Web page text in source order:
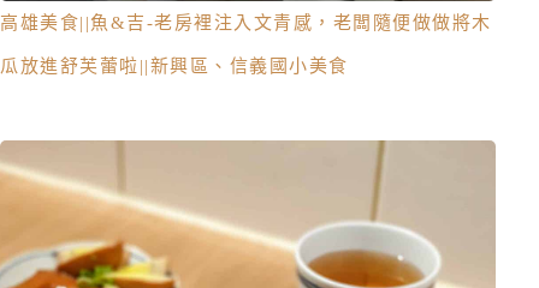
高雄美食||魚&吉-老房裡注入文青感，老闆隨便做做將木
瓜放進舒芙蕾啦||新興區、信義國小美食